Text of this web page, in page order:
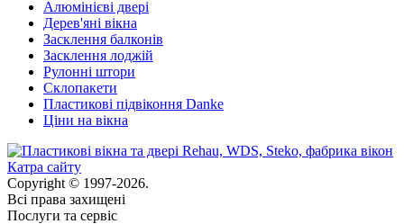
Алюмінієві двері
Дерев'яні вікна
Засклення балконів
Засклення лоджій
Рулонні штори
Склопакети
Пластикові підвіконня Danke
Ціни на вікна
Катра сайту
Copyright © 1997-2026.
Всі права захищені
Послуги та сервіс